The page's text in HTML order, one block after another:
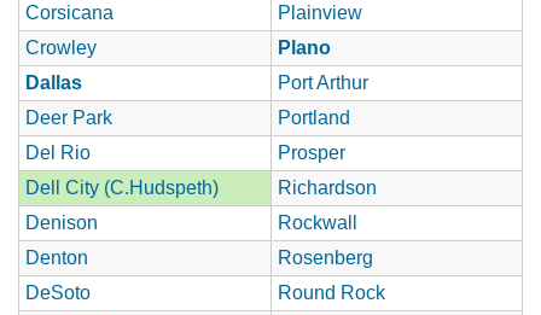
Corsicana
Plainview
Crowley
Plano
Dallas
Port Arthur
Deer Park
Portland
Del Rio
Prosper
Dell City (C.Hudspeth)
Richardson
Denison
Rockwall
Denton
Rosenberg
DeSoto
Round Rock